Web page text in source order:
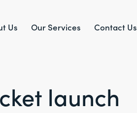
Us Our Services Contact Us
launch